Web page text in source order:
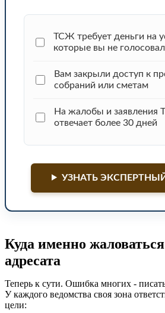
ТСЖ требует деньги на
которые вы не
Вам закрыли доступ к
собраний или сметам
На жалобы и заявления
отвечает более 30 дней
УЗНАТЬ
Куда именно
адресата
Теперь к сути. Ошибка многих -
У каждого ведомства своя зона
цели: